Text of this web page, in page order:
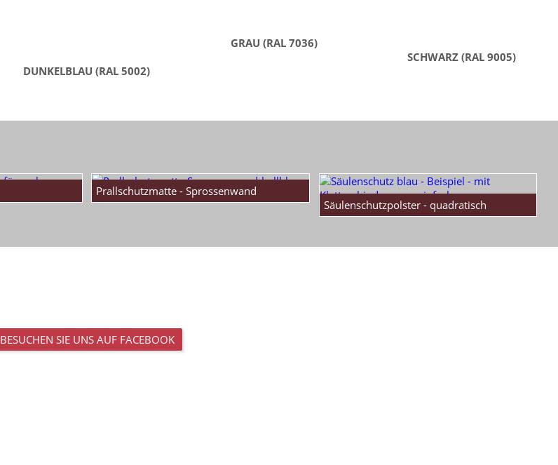
DUNKELBLAU (RAL 5002)
GRAU (RAL 7036)
SCHWARZ (RAL 9005)
Prallschutzmatte - Sprossenwand
Säulenschutzpolster - quadratisch
BESUCHEN SIE UNS AUF FACEBOOK